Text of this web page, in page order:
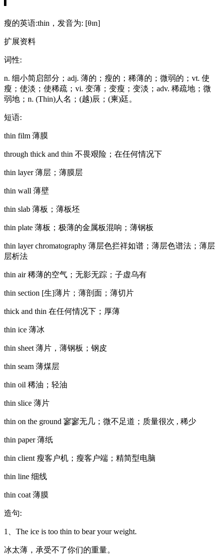
瘦的英语:thin，发音为: [θɪn]
扩展资料
词性:
n. 细小简启部分；adj. 薄的；瘦的；稀薄的；微弱的；vt. 使
瘦；使淡；使稀疏；vi. 变薄；变瘦；变淡；adv. 稀疏地；微
弱地；n. (Thin)人名；(越)辰；(柬)廷。
短语:
thin film 薄膜
through thick and thin 不畏艰险；在任何情况下
thin layer 薄层；薄膜层
thin wall 薄壁
thin slab 薄板；薄板坯
thin plate 薄板；极薄的金属板混响；薄钢板
thin layer chromatography 薄层色拦祥如谱；薄层色谱法；薄层
层析法
thin air 稀薄的空气；无影无踪；子虚乌有
thin section [生]薄片；薄剖面；薄切片
thick and thin 在任何情况下；厚薄
thin ice 薄冰
thin sheet 薄片，薄钢板；钢皮
thin seam 薄煤层
thin oil 稀油；轻油
thin slice 薄片
thin on the ground 寥寥无几；微不足道；质量很次 , 稀少
thin paper 薄纸
thin client 瘦客户机；瘦客户端；精简型电脑
thin line 细线
thin coat 薄膜
造句:
1、The ice is too thin to bear your weight.
冰太薄，承受不了你们的重量。